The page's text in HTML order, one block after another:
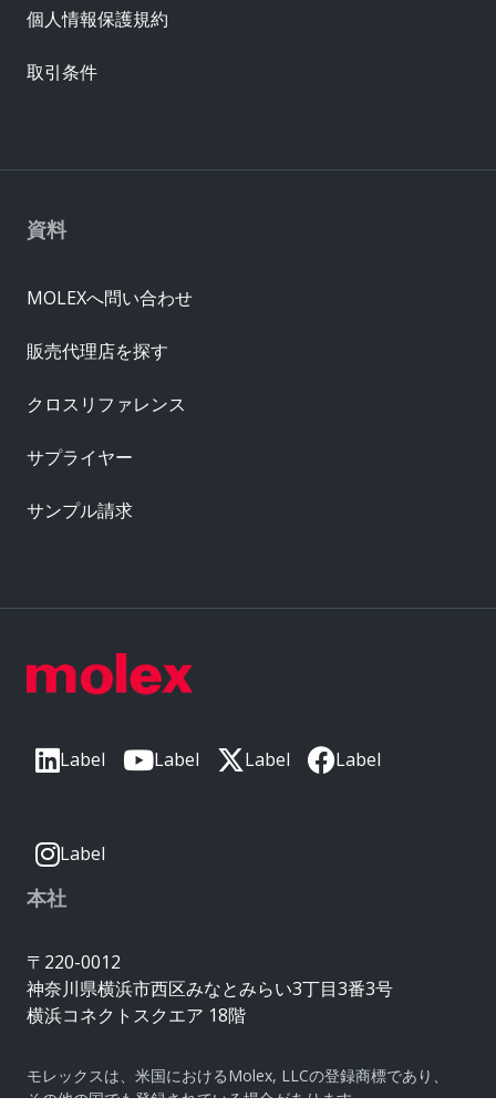
Label Label Label Label
Label
本社
〒220-0012
神奈川県横浜市西区みなとみらい3丁目3番3号
横浜コネクトスクエア 18階
モレックスは、米国におけるMolex, LLCの登録商標であり、
その他の国でも登録されている場合があります。
資料
MOLEXへ問い合わせ
販売代理店を探す
クロスリファレンス
サプライヤー
サンプル請求
個人情報保護規約
取引条件